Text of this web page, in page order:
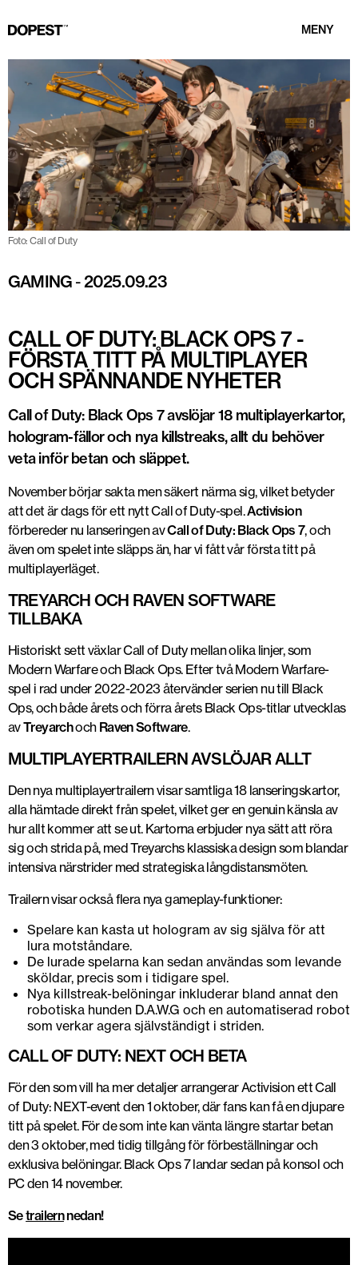
MENY
Foto: Call of Duty
GAMING -2025.09.23
CALL OF DUTY: BLACK OPS 7 -
FÖRSTA TITT PÅ MULTIPLAYER
OCH SPÄNNANDE NYHETER
Call of Duty: Black Ops 7 avslöjar 18 multiplayerkartor,
hologram-fällor och nya killstreaks, allt du behöver
veta inför betan och släppet.
November börjar sakta men säkert närma sig, vilket betyder
att det är dags för ett nytt Call of Duty-spel.Activision
förbereder nu lanseringen avCall of Duty: Black Ops 7, och
även om spelet inte släpps än, har vi fått vår första titt på
multiplayerläget.
TREYARCH OCH RAVEN SOFTWARE
TILLBAKA
Historiskt sett växlar Call of Duty mellan olika linjer, som
Modern Warfare och Black Ops. Efter två Modern Warfare-
spel i rad under 2022-2023 återvänder serien nu till Black
Ops, och både årets och förra årets Black Ops-titlar utvecklas
avTreyarchoch Raven Software.
MULTIPLAYERTRAILERN AVSLÖJAR ALLT
Den nya multiplayertrailern visar samtliga18 lanseringskartor,
alla hämtade direkt från spelet, vilket ger en genuin känsla av
hur allt kommer att se ut. Kartorna erbjuder nya sätt att röra
sig och strida på, med Treyarchs klassiska design som blandar
intensiva närstrider med strategiska långdistansmöten.
Trailern visar också flera nya gameplay-funktioner:
Spelare kan kasta ut hologram av sig själva för att
lura motståndare.
De lurade spelarna kan sedan användas som levande
sköldar, precis som i tidigare spel.
Nya killstreak-belöningar inkluderar bland annat den
robotiska hunden D.A.W.G och en automatiserad robot
som verkar agera självständigt i striden.
CALL OF DUTY: NEXT OCH BETA
För den som vill ha mer detaljer arrangerar Activision ettCall
of Duty: NEXT-event den 1 oktober, där fans kan få en djupare
titt på spelet. För de som inte kan vänta längre startar betan
den 3 oktober, med tidig tillgång för förbeställningar och
exklusiva belöningar. Black Ops 7 landar sedan på konsol och
PC den 14 november.
Setrailernnedan!